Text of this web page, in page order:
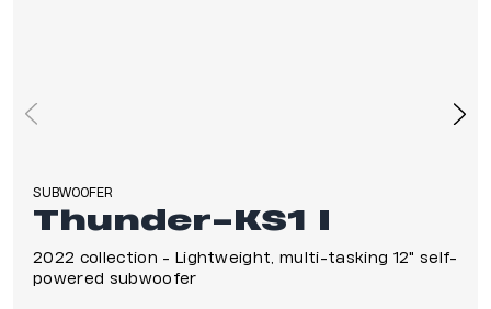
SUBWOOFER
Thunder-KS1 I
2022 collection - Lightweight, multi-tasking 12″ self-
powered subwoofer